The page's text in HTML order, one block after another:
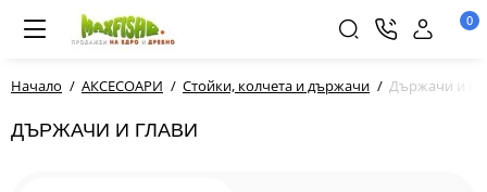
0
Начало АКСЕСОАРИ Стойки, колчета и държачи Държачи и
ДЪРЖАЧИ И ГЛАВИ